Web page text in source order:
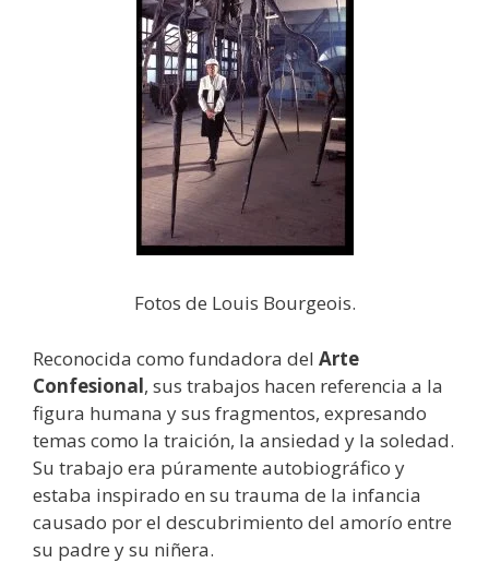
Fotos de Louis Bourgeois.
Reconocida como fundadora del Arte
Confesional, sus trabajos hacen referencia a la
figura humana y sus fragmentos, expresando
temas como la traición, la ansiedad y la soledad.
Su trabajo era púramente autobiográfico y
estaba inspirado en su trauma de la infancia
causado por el descubrimiento del amorío entre
su padre y su niñera.